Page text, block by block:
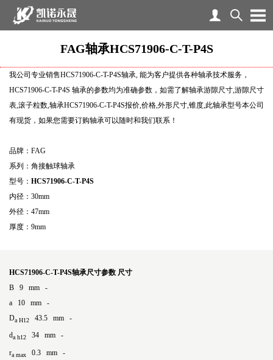
FAG轴承HCS71906-C-T-P4S
我公司专业销售HCS71906-C-T-P4S轴承, 能为客户提供各种轴承技术服务，
HCS71906-C-T-P4S 轴承的参数均为准确参数，如需了解轴承游隙尺寸,游隙尺寸
表,滚子粒数,轴承HCS71906-C-T-P4S报价,价格,外形尺寸,锥度,此轴承型号本公司
有现货，如果您需要订购轴承可以随时和我们联系！
品牌：FAG
系列：角接触球轴承
型号： HCS71906-C-T-P4S
内径：30mm
外径：47mm
厚度：9mm
HCS71906-C-T-P4S轴承尺寸参数 尺寸
B 9 mm -
a 10 mm -
Da H12 43.5 mm -
da h12 34 mm -
ra max 0.3 mm -